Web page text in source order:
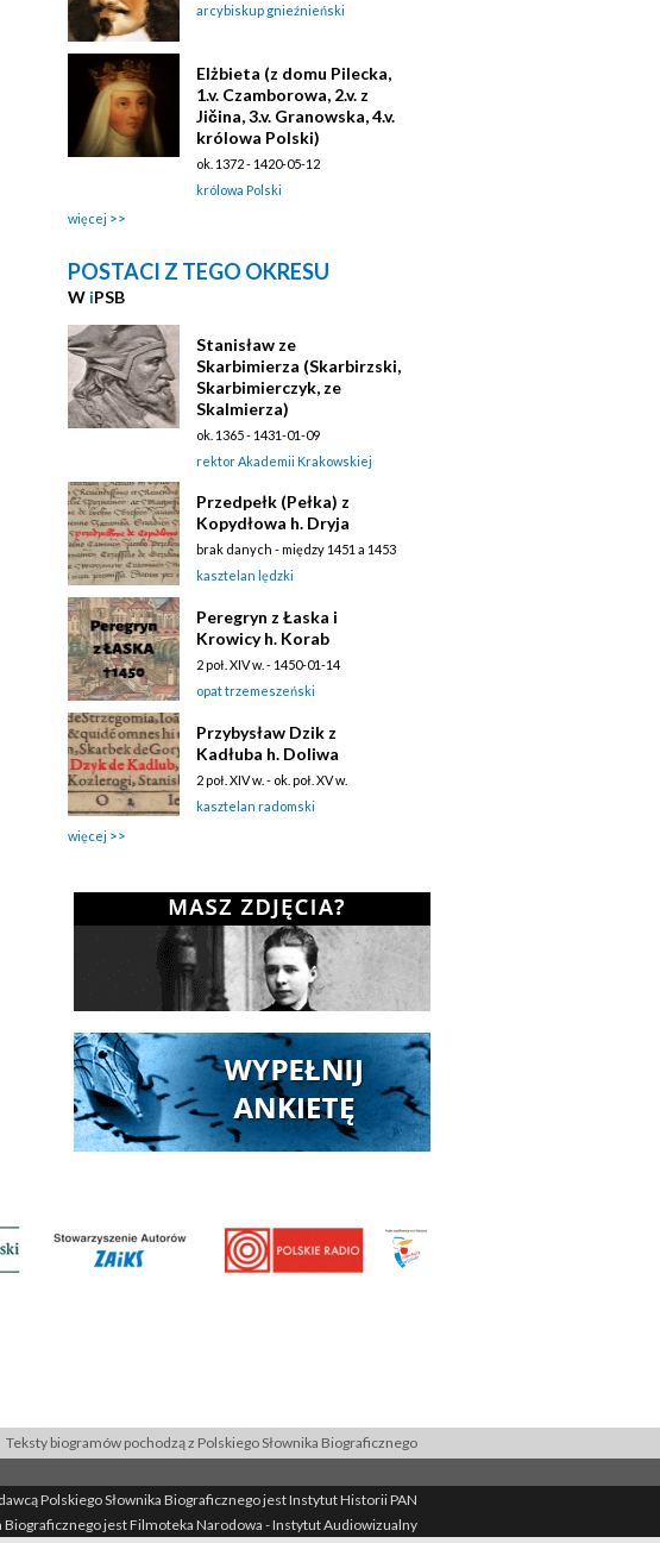
arcybiskup gnieźnieński
Elżbieta (z domu Pilecka,
1.v. Czamborowa, 2.v. z
Jičina, 3.v. Granowska, 4.v.
królowa Polski)
ok. 1372 - 1420-05-12
królowa Polski
więcej
POSTACI Z TEGO OKRESU
W iPSB
Stanisław ze
Skarbimierza (Skarbirzski,
Skarbimierczyk, ze
Skalmierza)
ok. 1365 - 1431-01-09
rektor Akademii Krakowskiej
Przedpełk (Pełka) z
Kopydłowa h. Dryja
brak danych - między 1451 a 1453
kasztelan lędzki
Peregryn z Łaska i
Krowicy h. Korab
2 poł. XIV w. - 1450-01-14
opat trzemeszeński
Przybysław Dzik z
Kadłuba h. Doliwa
2 poł. XIV w. - ok. poł. XV w.
kasztelan radomski
więcej
Teksty biogramów pochodzą z Polskiego Słownika Biograficznego
Polskiego Słownika Biograficznego jest Instytut Historii PAN
Biograficznego jest Filmoteka Narodowa - Instytut Audiowizualny